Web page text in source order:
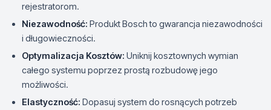
rejestratorom.
Niezawodność: Produkt Bosch to gwarancja niezawodności
i długowieczności.
Optymalizacja Kosztów: Uniknij kosztownych wymian
całego systemu poprzez prostą rozbudowę jego
możliwości.
Elastyczność: Dopasuj system do rosnących potrzeb